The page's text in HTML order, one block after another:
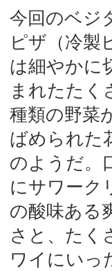
今回のベジ
ピザ（冷製
は細やかに
まれたたく
種類の野菜
ばめられた
のようだ。
にサワーク
の酸味ある
さと、たく
ワイにいっ